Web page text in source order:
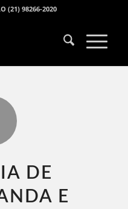
(21) 98266-2020
DE
E